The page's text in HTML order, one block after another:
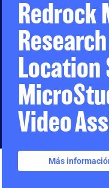
Redrock
Video
Más